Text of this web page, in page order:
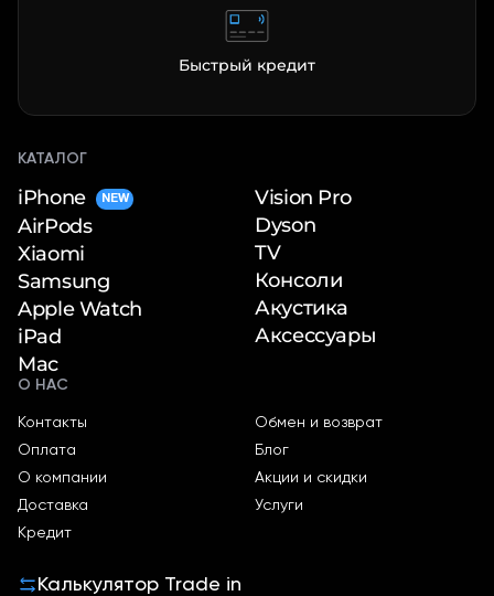
Быстрый кредит
КАТАЛОГ
iPhone NEW
AirPods
Xiaomi
Samsung
Apple Watch
iPad
Mac
Vision Pro
Dyson
TV
Консоли
Акустика
Аксессуары
О НАС
Контакты
Оплата
О компании
Доставка
Кредит
Обмен и возврат
Блог
Акции и скидки
Услуги
Калькулятор Trade in